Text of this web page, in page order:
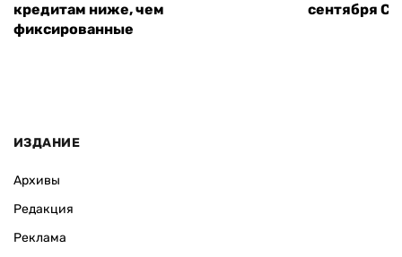
кредитам ниже, чем
фиксированные
сентября
ИЗДАНИЕ
Архивы
Редакция
Реклама